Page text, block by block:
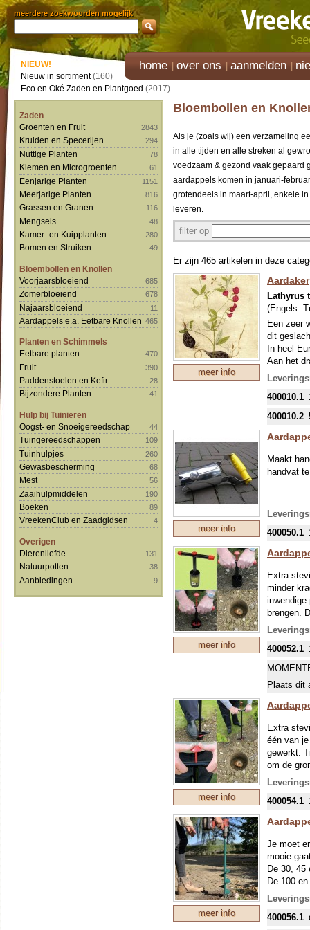
meerdere zoekwoorden mogelijk
home over ons aanmelden
NIEUW!
Nieuw in sortiment(160)
Eco en Oké Zaden en Plantgoed (2017)
Zaden
Groenten en Fruit
2843
Kruiden en Specerijen 294
Nuttige Planten 78
Kiemen en Microgroenten 61
Eenjarige Planten 1151
Meerjarige Planten 816
Grassen en Granen 116
Mengsels 48
Kamer- en Kuipplanten 280
Bomen en Struiken 49
Bloembollen en Knollen
Voorjaarsbloeiend
685
Zomerbloeiend 678
Najaarsbloeiend 11
Aardappels e.a. Eetbare Knollen 465
Planten en Schimmels
Eetbare planten
470
Fruit 390
Paddenstoelen en Kefir 28
Bijzondere Planten 41
Hulp bij Tuinieren
Oogst- en Snoeigereedschap
44
Tuingereedschappen 109
Tuinhulpjes 260
Gewasbescherming 68
Mest 56
Zaaihulpmiddelen 190
Boeken 89
VreekenClub en Zaadgidsen 4
Overigen
Dierenliefde
131
Natuurpotten 38
Aanbiedingen 9
Bloembollen en
Als je (zoals wij) een verzameling
in alle tijden en alle streken al
voedzaam & gezond vaak gepaard
aardappels komen in januari-
grotendeels in maart-april, enkele
leveren.
filter op
Er zijn 465 artikelen in deze
meer info
Aardaker
Lathyrus
(Engels:
Een zeer
dit
In heel
Aan het
eeuwen
De plant
vergeten
De
400010.1
400010.2
meer info
Maakt
handvat
400050.1
meer info
Extra
minder
inwendige
brengen.
400052.1
Plaats dit
meer info
Extra
één van
gewerkt.
om de
planten
400054.1
meer info
Je moet
mooie
De 30, 45
De 100
Ideaal
400056.1